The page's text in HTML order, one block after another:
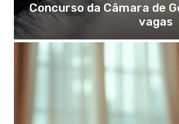
Concurso da Câmara de
vagas